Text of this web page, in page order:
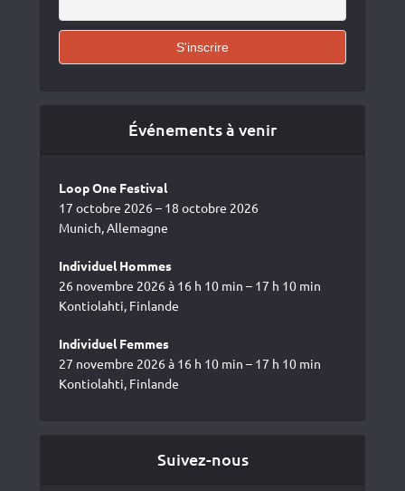
Événements à venir
Loop One Festival
17 octobre 2026 – 18 octobre 2026
Munich, Allemagne
Individuel Hommes
26 novembre 2026 à 16 h 10 min – 17 h 10 min
Kontiolahti, Finlande
Individuel Femmes
27 novembre 2026 à 16 h 10 min – 17 h 10 min
Kontiolahti, Finlande
Suivez-nous